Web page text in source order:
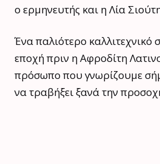
ο ερμηνευτής και η Λία
Ένα παλιότερο καλλιτεχνικό
εποχή πριν η Αφροδίτη
πρόσωπο που γνωρίζουμε
να τραβήξει ξανά την